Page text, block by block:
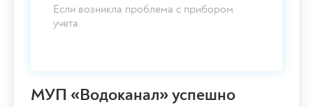
Если возникла проблема с прибором
учета
МУП «Водоканал» успешно